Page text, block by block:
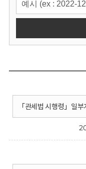
「관세법 시행령」일